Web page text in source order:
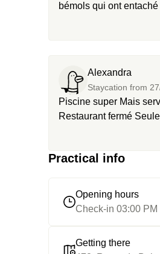
bémols qui ont entaché
rideau de baignoire
Alexandra
Staycation from
Piscine super Mais service très moyen
Restaurant fermé Seulement le bar avec mini
Practical info
Opening hours
Check-in 03:00 PM
Getting there